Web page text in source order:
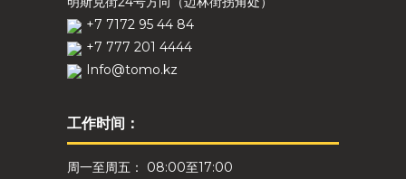
+7 7172 95 44 84
+7 777 201 4444
Info@tomo.kz
工作时间：
周一至周五： 08:00至17:00